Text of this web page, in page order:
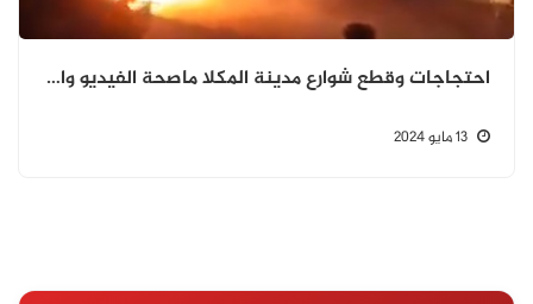
احتجاجات وقطع شوارع مدينة المكلا ماصحة الفيديو والصور المتداولة